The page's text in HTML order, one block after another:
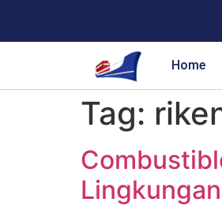
Home
Tag: